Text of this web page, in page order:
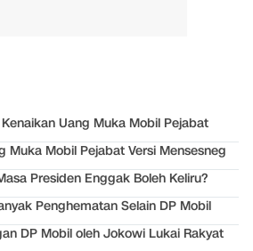
Uang Muka Mobil Pejabat
Muka Mobil Pejabat Versi Mensesneg
Presiden Enggak Boleh Keliru?
Penghematan Selain DP Mobil
DP Mobil oleh Jokowi Lukai Rakyat